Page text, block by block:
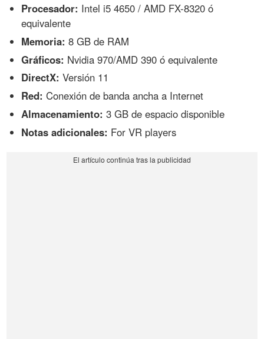
Procesador: Intel i5 4650 / AMD FX-8320 ó
equivalente
Memoria: 8 GB de RAM
Gráficos: Nvidia 970/AMD 390 ó equivalente
DirectX: Versión 11
Red: Conexión de banda ancha a Internet
Almacenamiento: 3 GB de espacio disponible
Notas adicionales: For VR players